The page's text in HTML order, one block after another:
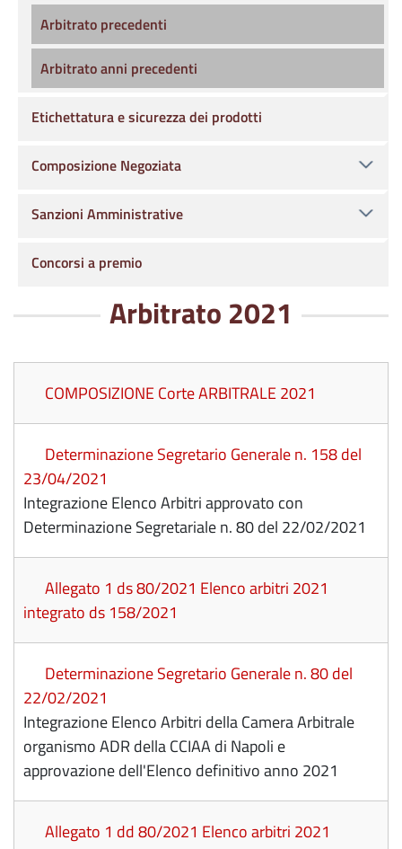
Arbitrato 2021
COMPOSIZIONE Corte ARBITRALE 2021
Determinazione Segretario Generale n. 158 del
23/04/2021
Integrazione Elenco Arbitri approvato con
Determinazione Segretariale n. 80 del 22/02/2021
Allegato 1 ds 80/2021 Elenco arbitri 2021
integrato ds 158/2021
Determinazione Segretario Generale n. 80 del
22/02/2021
Integrazione Elenco Arbitri della Camera Arbitrale
organismo ADR della CCIAA di Napoli e
approvazione dell'Elenco definitivo anno 2021
Allegato 1 dd 80/2021 Elenco arbitri 2021
Arbitrato precedenti
Arbitrato anni precedenti
Etichettatura e sicurezza dei prodotti
Composizione Negoziata
Sanzioni Amministrative
Concorsi a premio